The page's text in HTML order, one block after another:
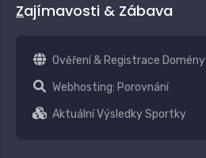
Zajímavosti & Zábava
Ověření & Registrace Domény
Webhosting: Porovnání
Aktuální Výsledky Sportky